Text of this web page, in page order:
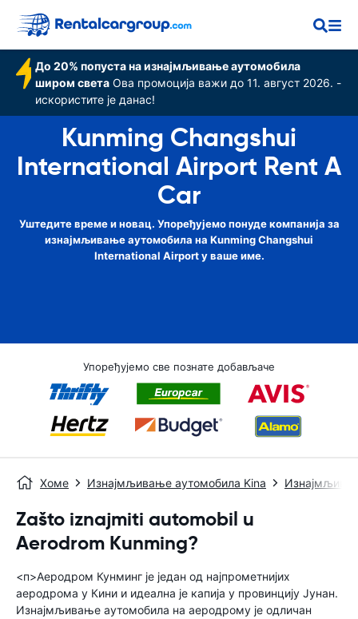
До 20% попуста на изнајмљивање аутомобила
широм света Ова промоција важи до 11. август 2026. -
искористите је данас!
Kunming Changshui
International Airport Rent A
Car
Уштедите време и новац. Упоређујемо понуде компанија за
изнајмљивање аутомобила на Kunming Changshui
International Airport у ваше име.
Упоређујемо све познате добављаче
Хоме Изнајмљивање аутомобила Kina
Zašto iznajmiti automobil u
Aerodrom Kunming?
<п>Аеродром Кунминг је један од најпрометнијих
аеродрома у Кини и идеална је капија у провинцију Јунан.
Изнајмљивање аутомобила на аеродрому је одличан